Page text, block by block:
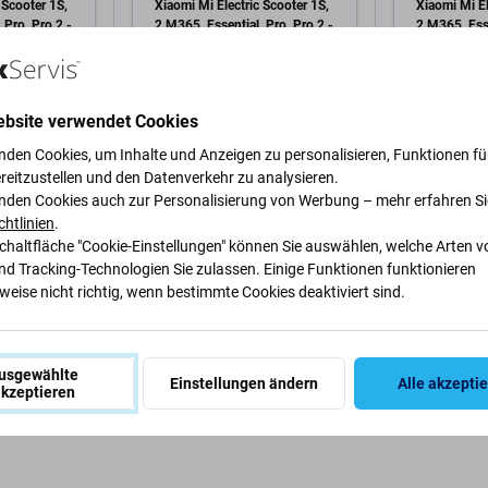
1S,
Pro, Pro 2 -
(Black)
In den Warenkorb
Xiaomi Mi Electric Scooter 1S,
2 M365, Essential, Pro, Pro 2 -
Xiaomi Mi
2 M365,
und Spezifikation Versand und Rückgabe
verwendet Cookies
Cookies, um Inhalte und Anzeigen zu personalisieren, Funktionen
und den Datenverkehr zu analysieren.
Cookies auch zur Personalisierung von Werbung – mehr erfahren
.
"Cookie-Einstellungen" können Sie auswählen, welche Arten
Tracking-Technologien Sie zulassen. Einige Funktionen funktionieren
nicht richtig, wenn bestimmte Cookies deaktiviert sind.
Einstellungen ändern Alle